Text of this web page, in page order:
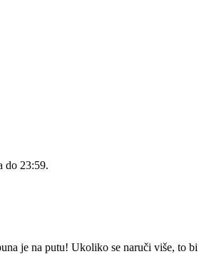
do 23:59.
je na putu! Ukoliko se naruči više, to